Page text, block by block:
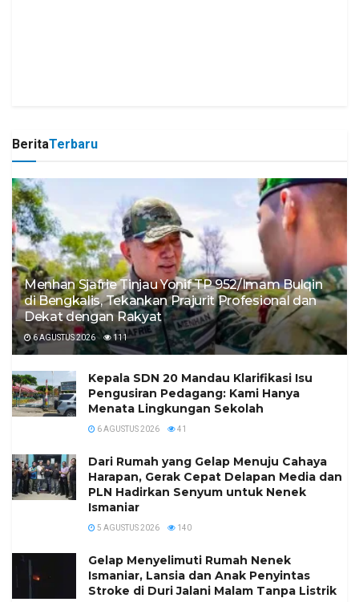
BeritaTerbaru
Menhan Sjafrie Tinjau Yonif TP 952/Imam Bulqin
di Bengkalis, Tekankan Prajurit Profesional dan
Dekat dengan Rakyat
6 AGUSTUS 2026 111
Kepala SDN 20 Mandau Klarifikasi Isu
Pengusiran Pedagang: Kami Hanya
Menata Lingkungan Sekolah
6 AGUSTUS 2026 41
Dari Rumah yang Gelap Menuju Cahaya
Harapan, Gerak Cepat Delapan Media dan
PLN Hadirkan Senyum untuk Nenek
Ismaniar
5 AGUSTUS 2026 140
Gelap Menyelimuti Rumah Nenek
Ismaniar, Lansia dan Anak Penyintas
Stroke di Duri Jalani Malam Tanpa Listrik